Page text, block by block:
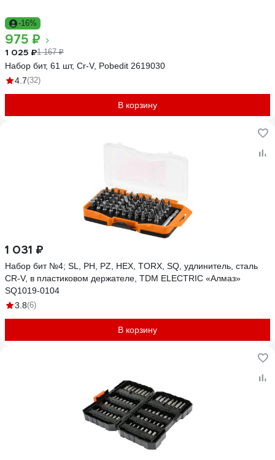
-16%
975 ₽
1 025 ₽1 167 ₽
Набор бит, 61 шт, Cr-V, Pobedit 2619030
4.7(32)
В корзину
1 031 ₽
Набор бит №4; SL, PH, PZ, HEX, TORX, SQ, удлинитель, сталь
CR-V, в пластиковом держателе, TDM ELECTRIC «Алмаз»
SQ1019-0104
3.8(6)
В корзину